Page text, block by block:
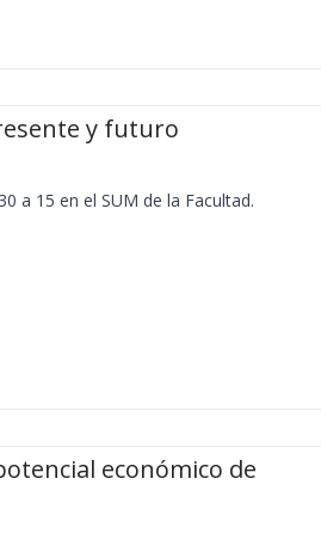
y futuro
a 15 en el SUM de la Facultad.
económico de